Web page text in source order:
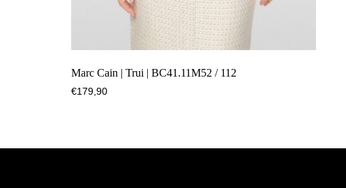
Marc Cain | Trui | BC41.11M52 / 112
€179,90